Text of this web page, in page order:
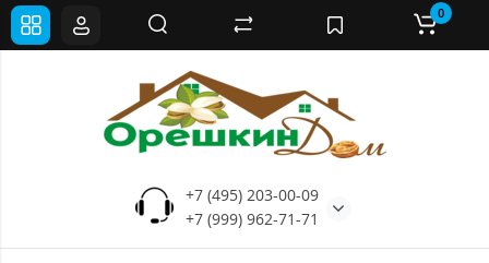
+7 (495) 203-00-09
+7 (999) 962-71-71
0